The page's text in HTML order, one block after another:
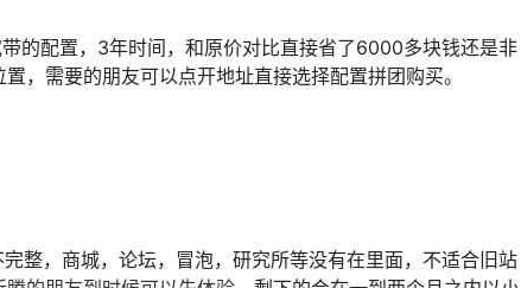
的配置，3年时间，和原价对比直接省了6000多块钱还是非
，需要的朋友可以点开地址直接选择配置拼团购买。
整，商城，论坛，冒泡，研究所等没有在里面，不适合旧站